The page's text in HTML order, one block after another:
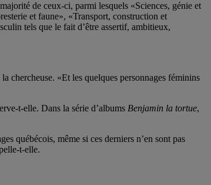
de ceux-ci, parmi lesquels «Sciences, génie et
et faune», «Transport, construction et
tels que le fait d’être assertif, ambitieux,
la chercheuse. «Et les quelques personnages féminins
t-elle. Dans la série d’albums Benjamin la tortue,
québécois, même si ces derniers n’en sont pas
t-elle.